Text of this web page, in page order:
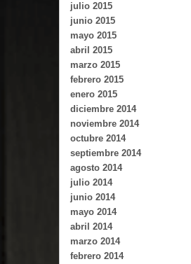
julio 2015
junio 2015
mayo 2015
abril 2015
marzo 2015
febrero 2015
enero 2015
diciembre 2014
noviembre 2014
octubre 2014
septiembre 2014
agosto 2014
julio 2014
junio 2014
mayo 2014
abril 2014
marzo 2014
febrero 2014